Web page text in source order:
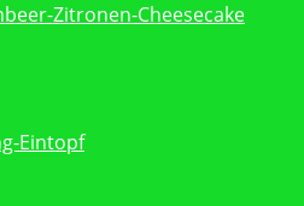
Zitronen-Cheesecake
Eintopf